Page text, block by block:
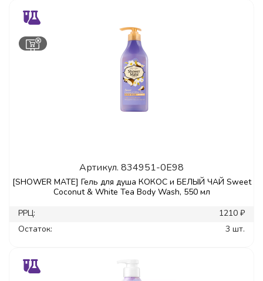
Артикул. 834951-0E98
[SHOWER MATE] Гель для душа КОКОС и БЕЛЫЙ ЧАЙ Sweet
Coconut & White Tea Body Wash, 550 мл
РРЦ:
1210 ₽
Остаток:
3 шт.